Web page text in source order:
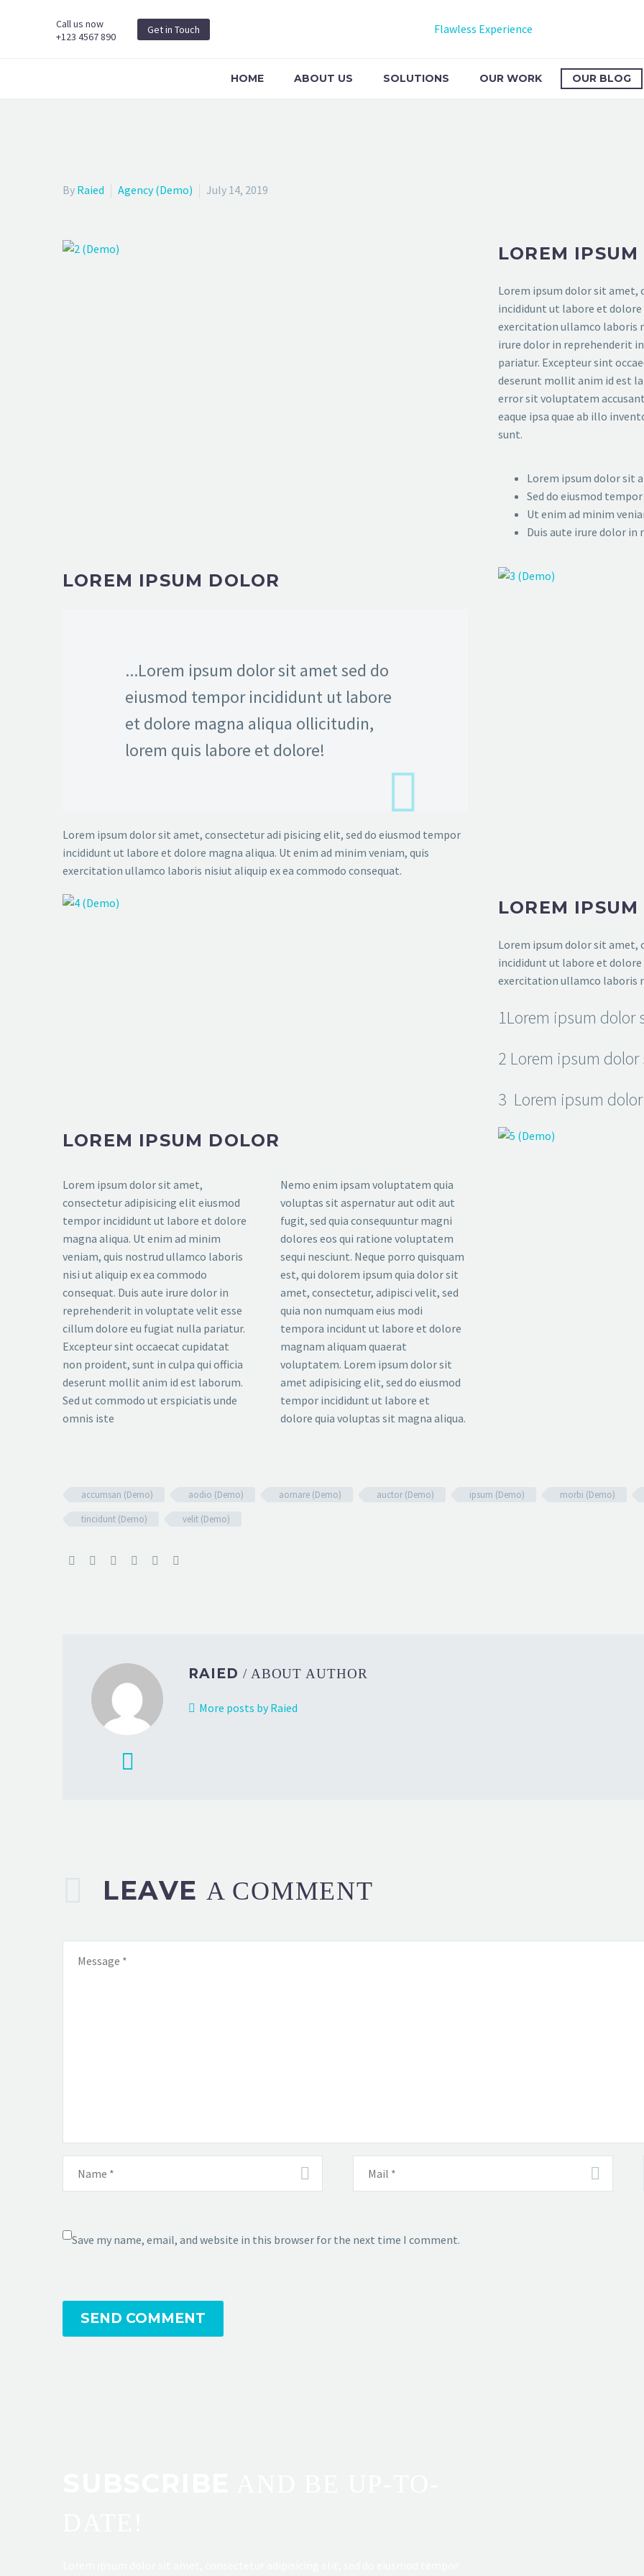
Call us now
+123 4567 890
Get in Touch Flawless Experience
HOME ABOUT US SOLUTIONS OUR WORK OUR BLOG
By Raied Agency (Demo) July 14, 2019
LOREM
Lorem ipsum dolor sit amet,
incididunt ut labore et dolore
exercitation ullamco laboris
irure dolor in reprehenderit
pariatur. Excepteur sint
deserunt mollit anim id est
error sit voluptatem
eaque ipsa quae ab illo
sunt.
Lorem ipsum dolor sit
Sed do eiusmod
Ut enim ad minim
Duis aute irure dolor
LOREM IPSUM DOLOR
...Lorem ipsum dolor sit amet sed do
eiusmod tempor incididunt ut labore
et dolore magna aliqua ollicitudin,
lorem quis labore et dolore!
Lorem ipsum dolor sit amet, consectetur adi pisicing elit, sed do eiusmod tempor
incididunt ut labore et dolore magna aliqua. Ut enim ad minim veniam, quis
exercitation ullamco laboris nisiut aliquip ex ea commodo consequat.
LOREM IPSUM
Lorem ipsum dolor sit amet,
incididunt ut labore et dolore
exercitation ullamco laboris
1Lorem ipsum dolor
2 Lorem ipsum
3 Lorem ipsum
LOREM IPSUM DOLOR
Lorem ipsum dolor sit amet,
consectetur adipisicing elit eiusmod
tempor incididunt ut labore et dolore
magna aliqua. Ut enim ad minim
veniam, quis nostrud ullamco laboris
nisi ut aliquip ex ea commodo
consequat. Duis aute irure dolor in
reprehenderit in voluptate velit esse
cillum dolore eu fugiat nulla pariatur.
Excepteur sint occaecat cupidatat
non proident, sunt in culpa qui officia
deserunt mollit anim id est laborum.
Sed ut commodo ut erspiciatis unde
omnis iste
Nemo enim ipsam voluptatem quia
voluptas sit aspernatur aut odit aut
fugit, sed quia consequuntur magni
dolores eos qui ratione voluptatem
sequi nesciunt. Neque porro quisquam
est, qui dolorem ipsum quia dolor sit
amet, consectetur, adipisci velit, sed
quia non numquam eius modi
tempora incidunt ut labore et dolore
magnam aliquam quaerat
voluptatem. Lorem ipsum dolor sit
amet adipisicing elit, sed do eiusmod
tempor incididunt ut labore et
dolore quia voluptas sit magna aliqua.
accumsan (Demo) aodio (Demo) aornare (Demo) auctor (Demo) ipsum (Demo) morbi (Demo)
tincidunt (Demo)
velit (Demo)
RAIED / ABOUT AUTHOR
More posts by Raied
LEAVE A COMMENT
Save my name, email, and website in this browser for the next time I comment.
SEND COMMENT